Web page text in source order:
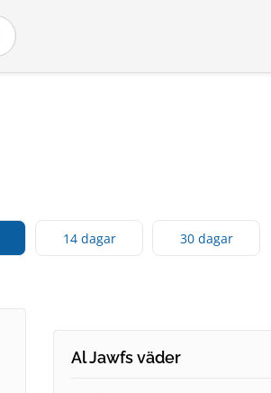
14 dagar 30 dagar
Al Jawfs väder